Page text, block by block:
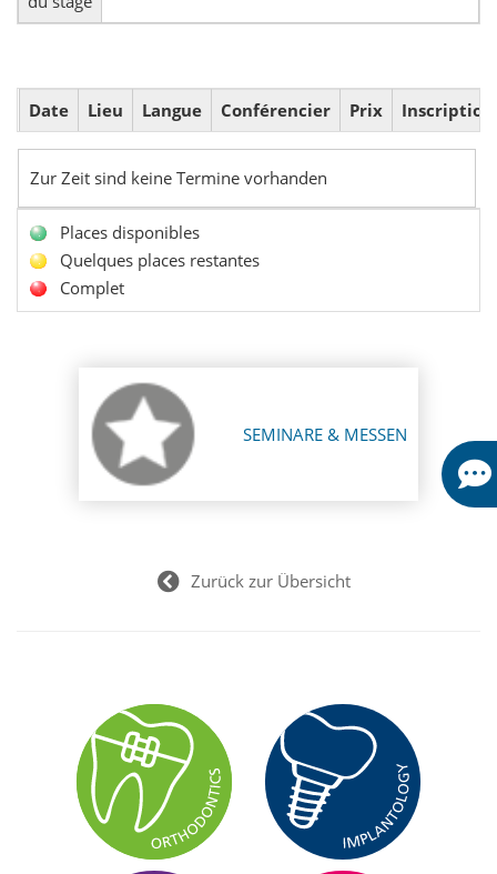
Date Lieu Langue Conférencier Prix
Zur Zeit sind keine Termine vorhanden
Places disponibles
Quelques places restantes
Complet
SEMINARE & MESSEN
Zurück zur Übersicht